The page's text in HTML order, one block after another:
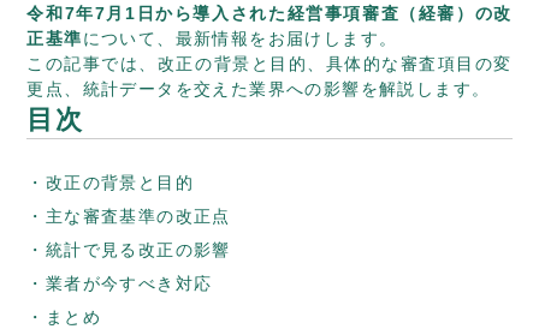
令和7年7月1日から導入された経営事項審査（経審）の改
正基準について、最新情報をお届けします。
この記事では、改正の背景と目的、具体的な審査項目の変
更点、統計データを交えた業界への影響を解説します。
目次
改正の背景と目的
主な審査基準の改正点
統計で見る改正の影響
業者が今すべき対応
まとめ